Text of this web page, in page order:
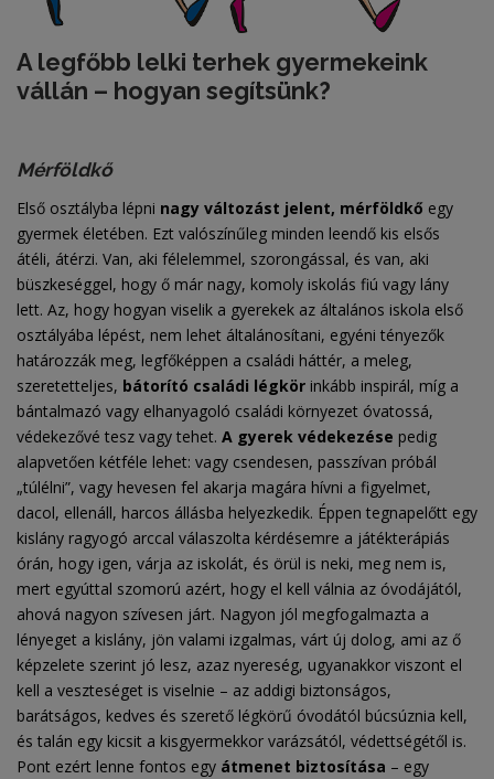
A legfőbb lelki terhek gyermekeink
vállán – hogyan segítsünk?
Mérföldkő
Első osztályba lépni nagy változást jelent, mérföldkő egy
gyermek életében. Ezt valószínűleg minden leendő kis elsős
átéli, átérzi. Van, aki félelemmel, szorongással, és van, aki
büszkeséggel, hogy ő már nagy, komoly iskolás fiú vagy lány
lett. Az, hogy hogyan viselik a gyerekek az általános iskola első
osztályába lépést, nem lehet általánosítani, egyéni tényezők
határozzák meg, legfőképpen a családi háttér, a meleg,
szeretetteljes, bátorító családi légkör inkább inspirál, míg a
bántalmazó vagy elhanyagoló családi környezet óvatossá,
védekezővé tesz vagy tehet. A gyerek védekezése pedig
alapvetően kétféle lehet: vagy csendesen, passzívan próbál
„túlélni”, vagy hevesen fel akarja magára hívni a figyelmet,
dacol, ellenáll, harcos állásba helyezkedik. Éppen tegnapelőtt egy
kislány ragyogó arccal válaszolta kérdésemre a játékterápiás
órán, hogy igen, várja az iskolát, és örül is neki, meg nem is,
mert egyúttal szomorú azért, hogy el kell válnia az óvodájától,
ahová nagyon szívesen járt. Nagyon jól megfogalmazta a
lényeget a kislány, jön valami izgalmas, várt új dolog, ami az ő
képzelete szerint jó lesz, azaz nyereség, ugyanakkor viszont el
kell a veszteséget is viselnie – az addigi biztonságos,
barátságos, kedves és szerető légkörű óvodától búcsúznia kell,
és talán egy kicsit a kisgyermekkor varázsától, védettségétől is.
Pont ezért lenne fontos egy átmenet biztosítása – egy